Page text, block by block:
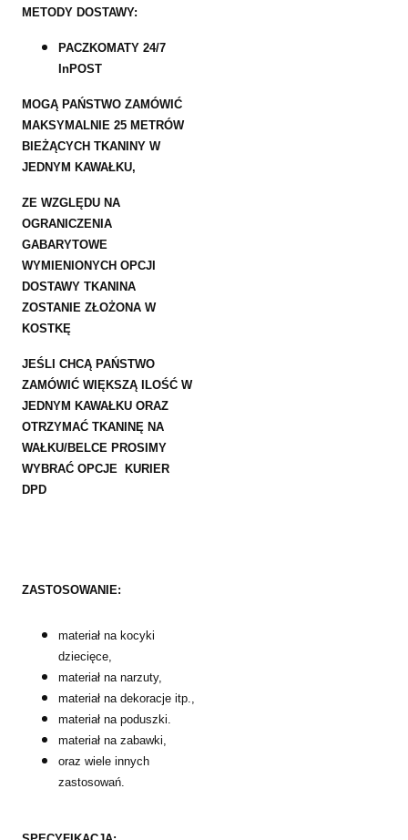
METODY DOSTAWY:
PACZKOMATY 24/7
InPOST
MOGĄ PAŃSTWO ZAMÓWIĆ
MAKSYMALNIE 25 METRÓW
BIEŻĄCYCH TKANINY W
JEDNYM KAWAŁKU,
ZE WZGLĘDU NA
OGRANICZENIA
GABARYTOWE
WYMIENIONYCH OPCJI
DOSTAWY TKANINA
ZOSTANIE ZŁOŻONA W
KOSTKĘ
JEŚLI CHCĄ PAŃSTWO
ZAMÓWIĆ WIĘKSZĄ ILOŚĆ W
JEDNYM KAWAŁKU ORAZ
OTRZYMAĆ TKANINĘ NA
WAŁKU/BELCE PROSIMY
WYBRAĆ OPCJE KURIER
DPD
ZASTOSOWANIE:
materiał na kocyki
dziecięce,
materiał na narzuty,
materiał na dekoracje itp.,
materiał na poduszki.
materiał na zabawki,
oraz wiele innych
zastosowań.